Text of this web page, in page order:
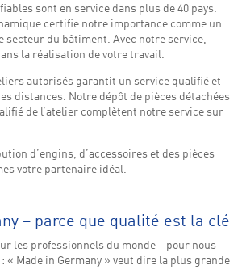
sont en service dans plus de 40 pays.
certifie notre importance comme un
secteur du bâtiment. Avec notre service,
la réalisation de votre travail.
autorisés garantit un service qualifié et
distances. Notre dépôt de pièces détachées
de l’atelier complètent notre service sur
d’engins, d’accessoires et des pièces
votre partenaire idéal.
– parce que qualité est la clé
les professionnels du monde – pour nous
« Made in Germany » veut dire la plus grande